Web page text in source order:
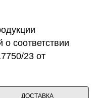
соответствии
23 от
ДОСТАВКА